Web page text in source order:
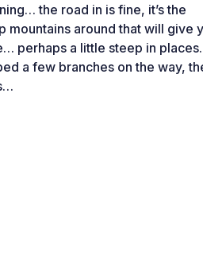
the road in is fine, it’s the
around that will give
perhaps a little steep in
a few branches on the way,